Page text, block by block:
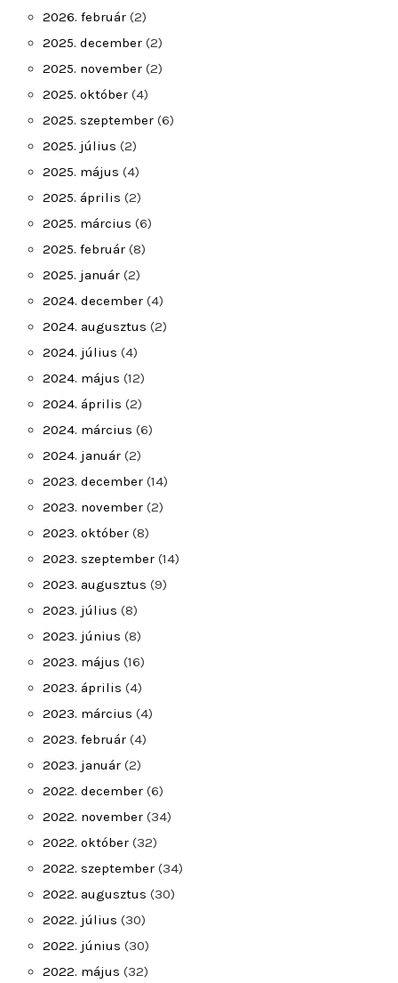
2026. február (2)
2025. december (2)
2025. november (2)
2025. október (4)
2025. szeptember (6)
2025. július (2)
2025. május (4)
2025. április (2)
2025. március (6)
2025. február (8)
2025. január (2)
2024. december (4)
2024. augusztus (2)
2024. július (4)
2024. május (12)
2024. április (2)
2024. március (6)
2024. január (2)
2023. december (14)
2023. november (2)
2023. október (8)
2023. szeptember (14)
2023. augusztus (9)
2023. július (8)
2023. június (8)
2023. május (16)
2023. április (4)
2023. március (4)
2023. február (4)
2023. január (2)
2022. december (6)
2022. november (34)
2022. október (32)
2022. szeptember (34)
2022. augusztus (30)
2022. július (30)
2022. június (30)
2022. május (32)